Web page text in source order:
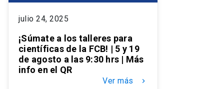
julio 24, 2025
¡Súmate a los talleres para
científicas de la FCB! | 5 y 19
de agosto a las 9:30 hrs | Más
info en el QR
Ver más keyboard_arrow_right